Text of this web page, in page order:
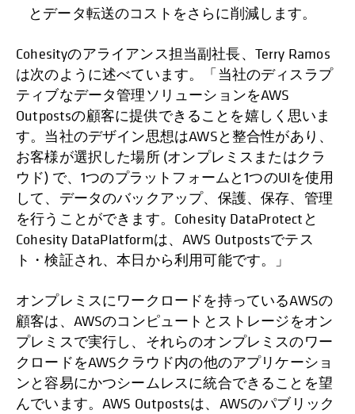
とデータ転送のコストをさらに削減します。
Cohesityのアライアンス担当副社長、Terry Ramos
は次のように述べています。「当社のディスラプ
ティブなデータ管理ソリューションをAWS
Outpostsの顧客に提供できることを嬉しく思いま
す。当社のデザイン思想はAWSと整合性があり、
お客様が選択した場所 (オンプレミスまたはクラ
ウド) で、1つのプラットフォームと1つのUIを使用
して、データのバックアップ、保護、保存、管理
を行うことができます。Cohesity DataProtectと
Cohesity DataPlatformは、AWS Outpostsでテス
ト・検証され、本日から利用可能です。」
オンプレミスにワークロードを持っているAWSの
顧客は、AWSのコンピュートとストレージをオン
プレミスで実行し、それらのオンプレミスのワー
クロードをAWSクラウド内の他のアプリケーショ
ンと容易にかつシームレスに統合できることを望
んでいます。AWS Outpostsは、AWSのパブリック